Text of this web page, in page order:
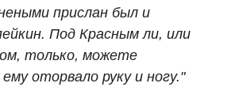
прислан был и
Под Красным ли, или
только, можете
оторвало руку и ногу."